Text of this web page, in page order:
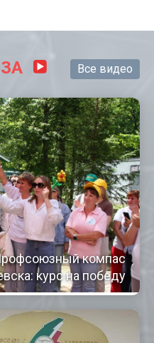
Все видео
компас
курс на победу